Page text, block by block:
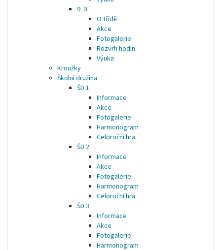
9. B
O třídě
Akce
Fotogalerie
Rozvrh hodin
Výuka
Kroužky
Školní družina
ŠD 1
Informace
Akce
Fotogalerie
Harmonogram
Celoroční hra
ŠD 2
Informace
Akce
Fotogalerie
Harmonogram
Celoroční hra
ŠD 3
Informace
Akce
Fotogalerie
Harmonogram